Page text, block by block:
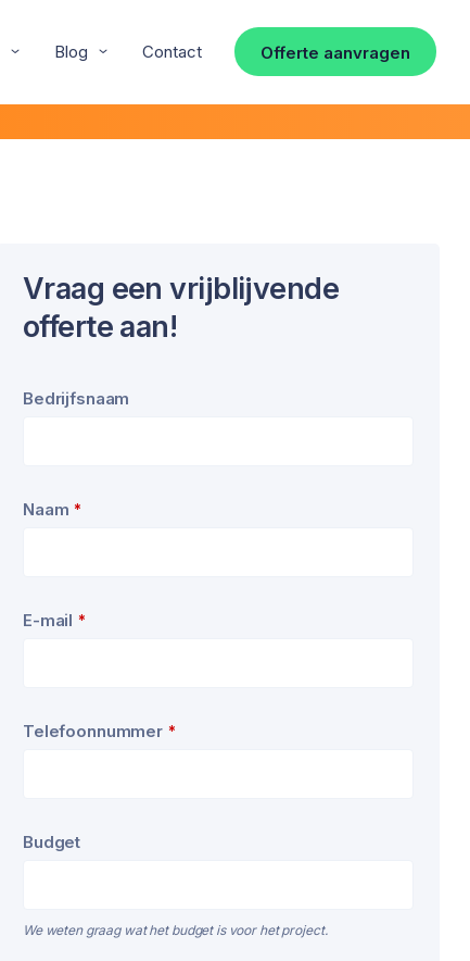
Blog Contact Offerte aanvragen
Vraag een vrijblijvende
offerte aan!
Bedrijfsnaam
Naam *
E-mail *
Telefoonnummer *
Business
Budget
We weten graag wat het budget is voor het project.